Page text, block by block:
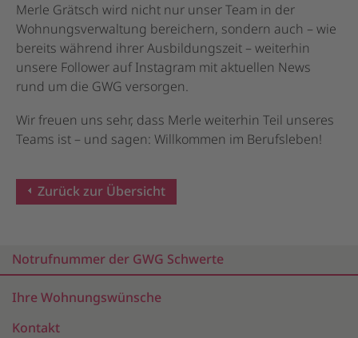
Merle Grätsch wird nicht nur unser Team in der
Wohnungsverwaltung bereichern, sondern auch – wie
bereits während ihrer Ausbildungszeit – weiterhin
unsere Follower auf Instagram mit aktuellen News
rund um die GWG versorgen.
Wir freuen uns sehr, dass Merle weiterhin Teil unseres
Teams ist – und sagen: Willkommen im Berufsleben!
Zurück zur Übersicht
Notrufnummer der GWG Schwerte
Ihre Wohnungswünsche
Kontakt